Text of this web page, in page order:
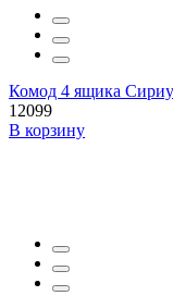
Комод 4 ящика
12099
В корзину